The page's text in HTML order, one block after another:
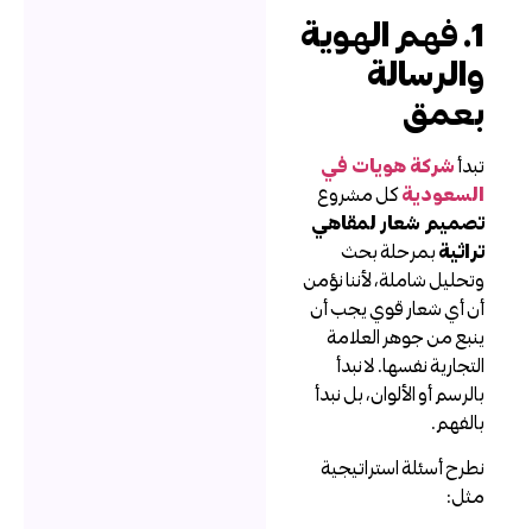
1. فهم الهوية
والرسالة
بعمق
شركة هويات في
السعوديةكل مشروع
تصميم شعار لمقاهي
بمرحلة بحث
وتحليل شاملة، لأننا نؤمن
أن أي شعار قوي يجب أن
ينبع من جوهر العلامة
التجارية نفسها. لا نبدأ
بالرسم أو الألوان، بل نبدأ
بالفهم.
نطرح أسئلة استراتيجية